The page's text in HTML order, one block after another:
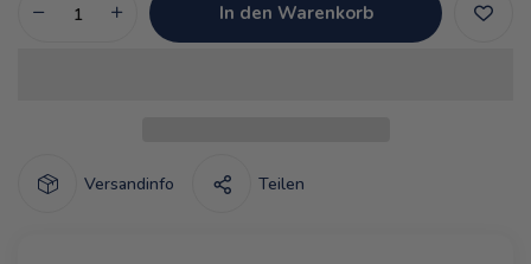
In den Warenkorb
Versandinfo Teilen